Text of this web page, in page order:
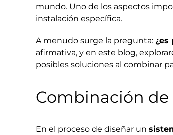
mundo. Uno de los aspectos
instalación específica.
A menudo surge la pregunta: ¿es
afirmativa, y en este blog,
posibles soluciones al combinar
Combinación de
En el proceso de diseñar un